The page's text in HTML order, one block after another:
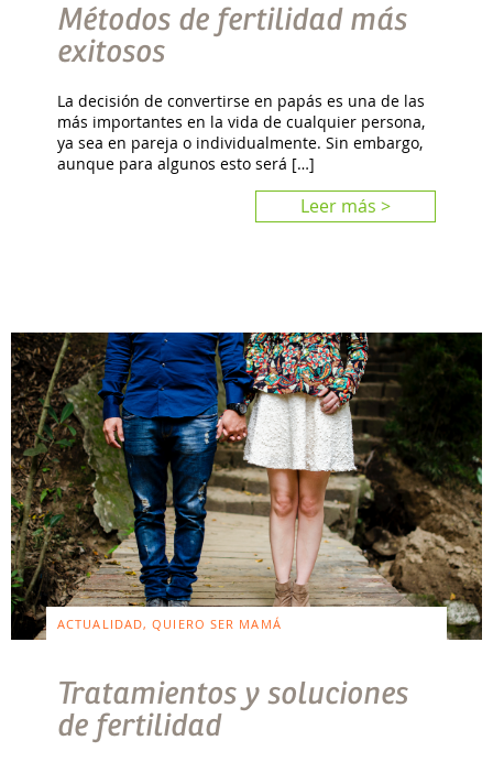
Métodos de fertilidad más
exitosos
La decisión de convertirse en papás es una de las
más importantes en la vida de cualquier persona,
ya sea en pareja o individualmente. Sin embargo,
aunque para algunos esto será […]
Leer más >
ACTUALIDAD, QUIERO SER MAMÁ
Tratamientos y soluciones
de fertilidad